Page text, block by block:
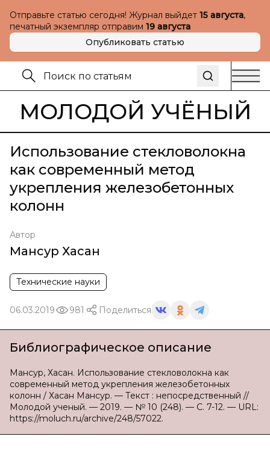
Отправьте статью сегодня! Журнал выйдет 15 августа,
печатный экземпляр отправим 19 августа
Опубликовать статью
МОЛОДОЙ УЧЁНЫЙ
Использование стекловолокна
как современный метод
укрепления железобетонных
колонн
Автор
Мансур Хасан
Технические науки
06.03.2019 981 Поделиться
Библиографическое описание
Мансур, Хасан. Использование стекловолокна как
современный метод укрепления железобетонных
колонн / Хасан Мансур. — Текст : непосредственный //
Молодой ученый. — 2019. — № 10 (248). — С. 7-12. — URL:
https://moluch.ru/archive/248/57022.